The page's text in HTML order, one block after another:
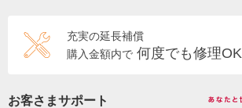
充実の延長補償
購入金額内で 何度でも修理OK
お客さまサポート